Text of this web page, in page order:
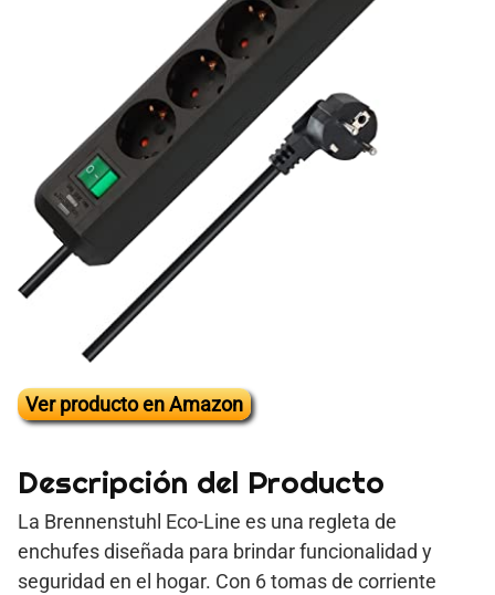
Ver producto en Amazon
Descripción del Producto
La Brennenstuhl Eco-Line es una regleta de
enchufes diseñada para brindar funcionalidad y
seguridad en el hogar. Con 6 tomas de corriente